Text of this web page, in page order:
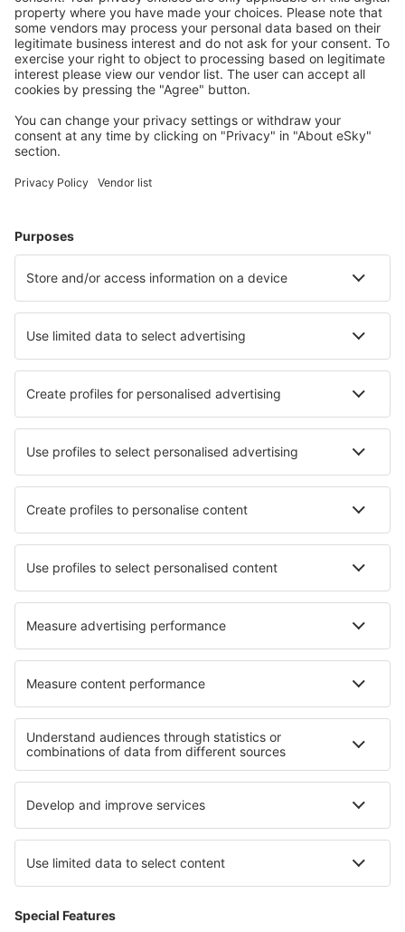
Flybilletter
Storbyferie
Sommerferie
Overnatting
Fly+Hotell
Hoteller
Transferer
Lær mer
Flyselskaper
KLM
Lufthansa
Ryanair
Wideroe
Danish Air
Turkish Airlines
Lot
Om eSky
Vilkår
Mine bestillinger
Personvernregler
Hjelp og kontakt
Personvern